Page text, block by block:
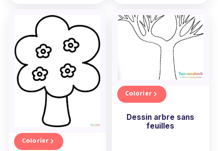
Colorier
Colorier
Dessin arbre sans
feuilles